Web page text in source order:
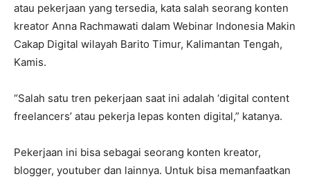
atau pekerjaan yang tersedia, kata salah seorang konten
kreator Anna Rachmawati dalam Webinar Indonesia Makin
Cakap Digital wilayah Barito Timur, Kalimantan Tengah,
Kamis.
“Salah satu tren pekerjaan saat ini adalah ‘digital content
freelancers’ atau pekerja lepas konten digital,” katanya.
Pekerjaan ini bisa sebagai seorang konten kreator,
blogger, youtuber dan lainnya. Untuk bisa memanfaatkan